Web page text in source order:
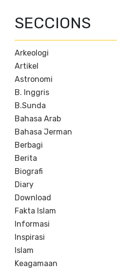
SECCIONS
Arkeologi
Artikel
Astronomi
B. Inggris
B.Sunda
Bahasa Arab
Bahasa Jerman
Berbagi
Berita
Biografi
Diary
Download
Fakta Islam
Informasi
Inspirasi
Islam
Keagamaan